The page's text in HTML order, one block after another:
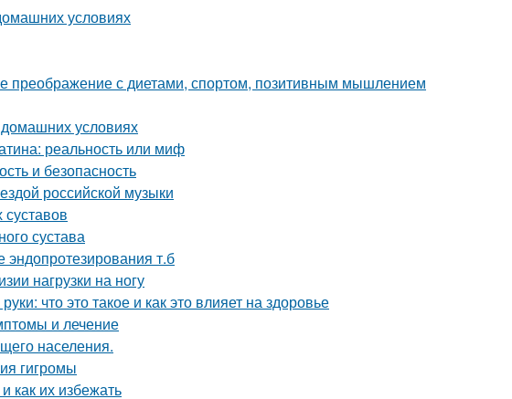
условиях
преображение с диетами, спортом, позитивным мышлением
условиях
реальность или миф
и безопасность
российской музыки
сустава
т.б
нагрузки на ногу
что это такое и как это влияет на здоровье
и лечение
населения.
гигромы
как их избежать